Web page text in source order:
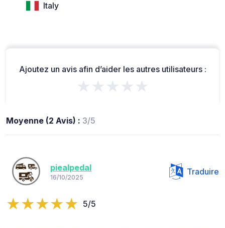
Italy
Ajoutez un avis afin d’aider les autres utilisateurs :
★★★★★
Moyenne (2 Avis) : 3/5
piealpedal
16/10/2025
Traduire
5/5